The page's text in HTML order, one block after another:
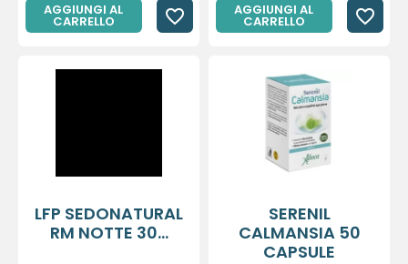
AGGIUNGI AL
CARRELLO favorite_border AGGIUNGI AL
CARRELLO favorite_border
LFP SEDONATURAL
RM NOTTE 30...
SERENIL
CALMANSIA 50
CAPSULE